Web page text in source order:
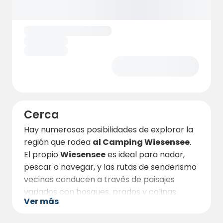
Cerca
Hay numerosas posibilidades de explorar la
región que rodea al Camping Wiesensee.
El propio Wiesenseees ideal para nadar,
pescar o navegar, y las rutas de senderismo
vecinas conducen a través de paisajes
variados con bosques, prados y colinas
onduladas.
Ver más